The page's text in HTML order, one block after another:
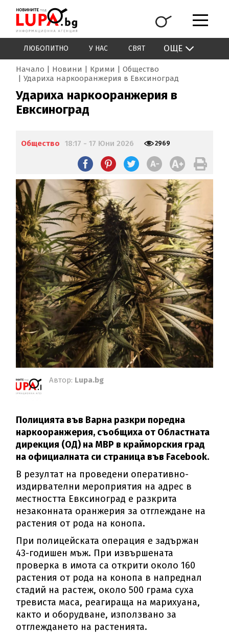
ЛЮБОПИТНО У НАС СВЯТ ОЩЕ
Начало Новини Крими
Общество
Удариха наркооранжерия в Евксиноград
Удариха наркооранжерия в
Евксиноград
Общество 18:17 - 17 Юни 2026 2969
Автор: Lupa.bg
Полицията във Варна разкри поредна
наркооранжерия, съобщиха от Областната
дирекция (ОД) на МВР в крайморския град
на официалната си страница във Facebook.
В резултат на проведени оперативно-
издирвателни мероприятия на адрес в
местността Евксиноград е разкрита
незаконната оранжерия за отглеждане на
растения от рода на конопа.
При полицейската операция е задържан
43-годишен мъж. При извършената
проверка в имота са открити около 160
растения от рода на конопа в напреднал
стадий на растеж, около 500 грама суха
тревиста маса, реагираща на марихуана,
както и оборудване, използвано за
отглеждането на растенията.